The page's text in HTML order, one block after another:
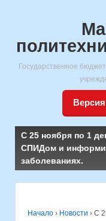
Государственное
С 25 ноября по 1
СПИДом и
заболеваниях.
Начало › Новости › С